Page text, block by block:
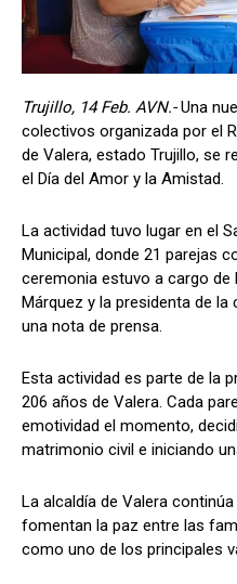
Trujillo, 14 Feb. AVN.-Una
colectivos organizada por el
de Valera, estado Trujillo, se
el Día del Amor y la Amistad.
La actividad tuvo lugar en el
Municipal, donde 21 parejas
ceremonia estuvo a cargo de
Márquez y la presidenta de la
una nota de prensa.
Esta actividad es parte de la
206 años de Valera. Cada
emotividad el momento,
matrimonio civil e iniciando
La alcaldía de Valera
fomentan la paz entre las
como uno de los principales